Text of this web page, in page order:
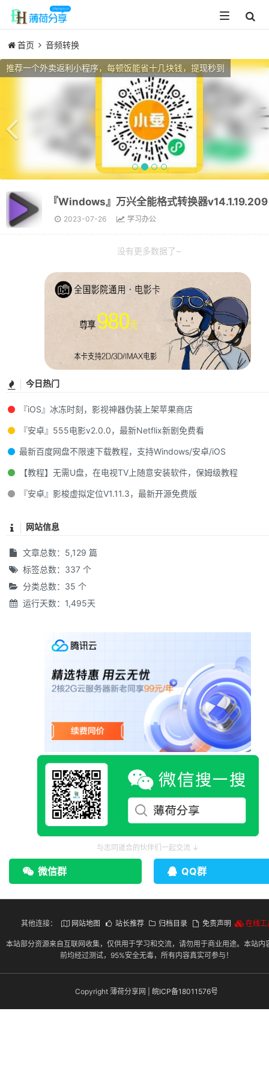
Toggle
navigation
首页 音频转换
推荐一个外卖返利小程序，每顿饭能省十几块钱，提现秒到
Previous
2023-07-26 学习办公
没有更多数据了~
今日热门
『iOS』冰冻时刻，影视神器伪装上架苹果商店
『安卓』555电影v2.0.0，最新Netflix新剧免费看
最新百度网盘不限速下载教程，支持Windows/安卓/iOS
【教程】无需U盘，在电视TV上随意安装软件，保姆级教程
『安卓』影梭虚拟定位V1.11.3，最新开源免费版
网站信息
文章总数：5,129 篇
标签总数：337 个
分类总数：35 个
运行天数：1,495天
与志同道合的伙伴们一起交流 ↓
微信群 QQ群
其他连接： 网站地图 站长推荐 归档目录 免责声明 在线工
本站部分资源来自互联网收集，仅供用于学习和交流，请勿用于商业用途。本站内
前均经过测试，95%安全无毒，所有内容真实可参与！
Copyright 薄荷分享网 | 皖ICP备18011576号